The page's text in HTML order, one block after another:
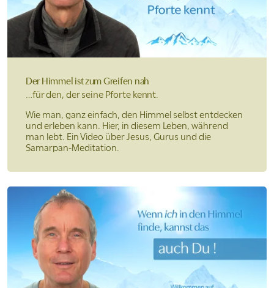
Der Himmel istzum Greifen nah
…für den, der seine Pforte kennt.
Wie man, ganz einfach, den Himmel selbst entdecken
und erleben kann. Hier, in diesem Leben, während
man lebt. Ein Video über Jesus, Gurus und die
Samarpan-Meditation.